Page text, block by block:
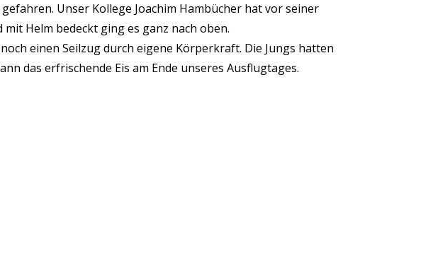
Unser Kollege Joachim Hambücher hat vor seiner
Helm bedeckt ging es ganz nach oben.
einen Seilzug durch eigene Körperkraft. Die Jungs hatten
das erfrischende Eis am Ende unseres Ausflugtages.